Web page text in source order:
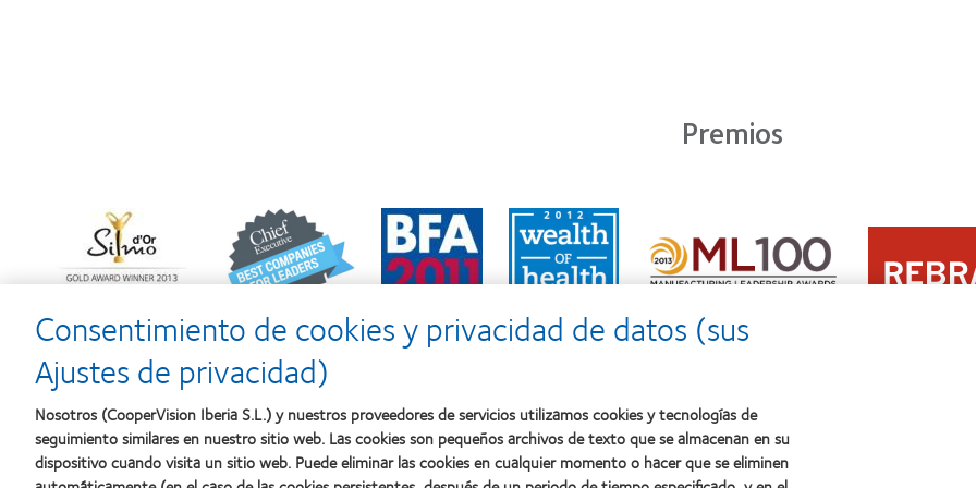
Premios
about
Premio
al
producto
con
MyDay™
Learn
more
about
2012
2010:
Mejor
empresa
para
el
desarrollo
del
liderazgo
Learn
more
about
2011:
la
mejor
Learn
more
about
2011:
a
la
Learn
more
about
Premio
Manufacturing
100)
(2012)
Learn
more
about
2012
Consentimiento de cookies y privacidad de datos (sus
Ajustes de privacidad)
Nosotros (CooperVision Iberia S.L.) y nuestros proveedores de servicios utilizamos cookies y tecnologías de
seguimiento similares en nuestro sitio web. Las cookies son pequeños archivos de texto que se almacenan en su
dispositivo cuando visita un sitio web. Puede eliminar las cookies en cualquier momento o hacer que se eliminen